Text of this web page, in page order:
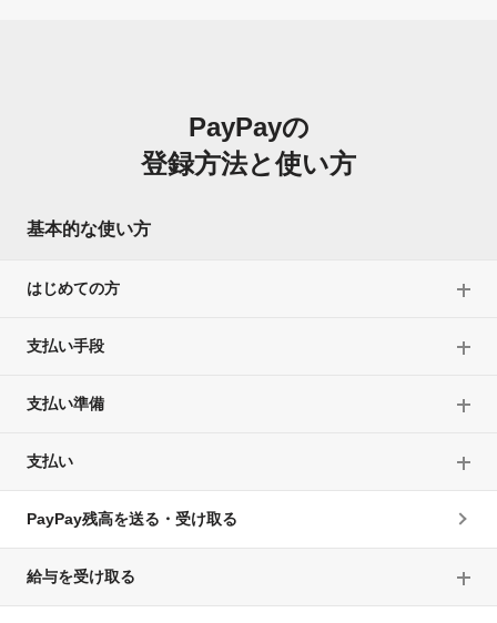
PayPayの
登録方法と使い方
基本的な使い方
はじめての方
支払い手段
支払い準備
支払い
PayPay残高を送る・受け取る
給与を受け取る